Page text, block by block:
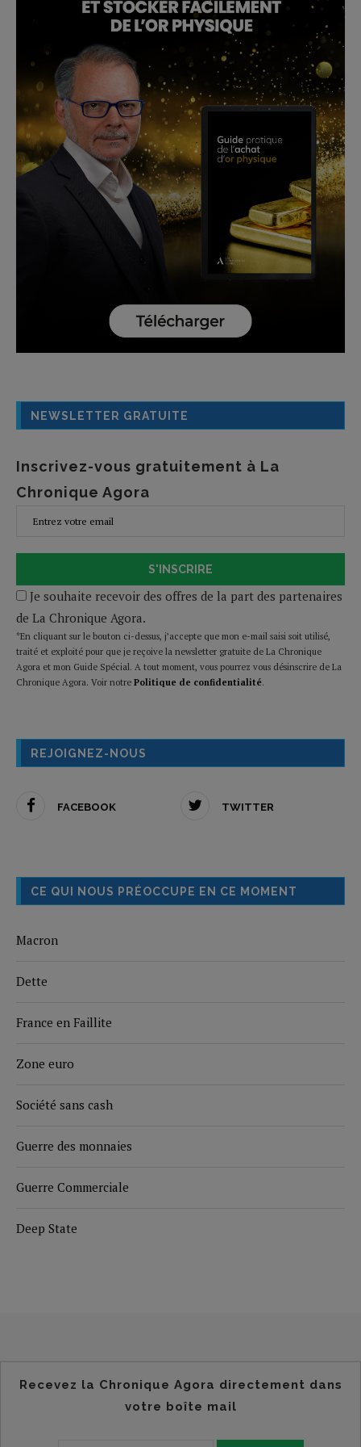
NEWSLETTER GRATUITE
Inscrivez-vous gratuitement à La
Chronique Agora
S'INSCRIRE
Je souhaite recevoir des offres de la part des partenaires
de La Chronique Agora.
*En cliquant sur le bouton ci-dessus, j’accepte que mon e-mail saisi soit utilisé,
traité et exploité pour que je reçoive la newsletter gratuite de La Chronique
Agora et mon Guide Spécial. A tout moment, vous pourrez vous désinscrire de La
Chronique Agora. Voir notre Politique de confidentialité.
REJOIGNEZ-NOUS
FACEBOOK TWITTER
CE QUI NOUS PRÉOCCUPE EN CE MOMENT
Macron
Dette
France en Faillite
Zone euro
Société sans cash
Guerre des monnaies
Guerre Commerciale
Deep State
Recevez la Chronique Agora directement dans
votre boîte mail